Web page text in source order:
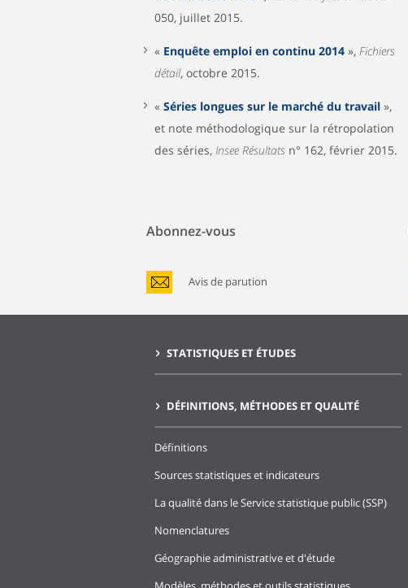
050, juillet 2015.
« Enquête emploi en continu 2014 », Fichiers
détail, octobre 2015.
« Séries longues sur le marché du travail »,
et note méthodologique sur la rétropolation
des séries, Insee Résultats n° 162, février 2015.
Abonnez-vous
Avis de parution
STATISTIQUES ET ÉTUDES
DÉFINITIONS, MÉTHODES ET QUALITÉ
Définitions
Sources statistiques et indicateurs
La qualité dans le Service statistique public (SSP)
Nomenclatures
Géographie administrative et d'étude